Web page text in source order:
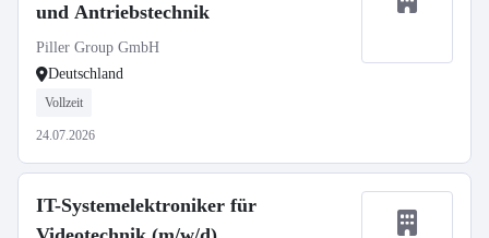
und Antriebstechnik
Piller Group GmbH
Deutschland
Vollzeit
24.07.2026
IT-Systemelektroniker für